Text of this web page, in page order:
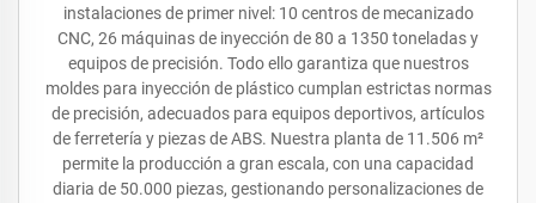
instalaciones de primer nivel: 10 centros de mecanizado
CNC, 26 máquinas de inyección de 80 a 1350 toneladas y
equipos de precisión. Todo ello garantiza que nuestros
moldes para inyección de plástico cumplan estrictas normas
de precisión, adecuados para equipos deportivos, artículos
de ferretería y piezas de ABS. Nuestra planta de 11.506 m²
permite la producción a gran escala, con una capacidad
diaria de 50.000 piezas, gestionando personalizaciones de